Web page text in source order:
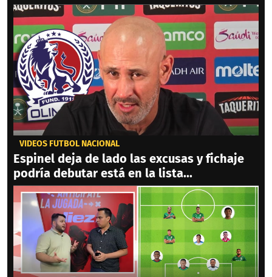
VIDEOS FÚTBOL NACIONAL
Espinel deja de lado las excusas y fichaje
podría debutar está en la lista...